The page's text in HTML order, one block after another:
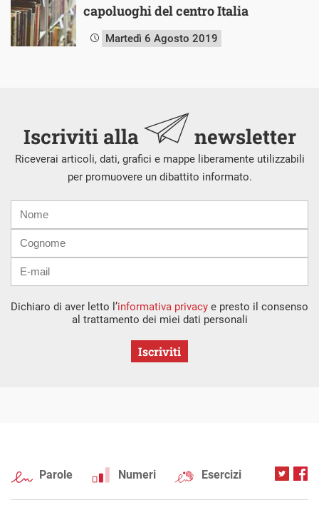
capoluoghi del centro Italia
Martedì 6 Agosto 2019
Iscriviti alla newsletter
Riceverai articoli, dati, grafici e mappe liberamente utilizzabili
per promuovere un dibattito informato.
mail
Dichiaro di aver letto l’informativa privacy e presto il consenso
al trattamento dei miei dati personali
Iscriviti
Parole Numeri Esercizi